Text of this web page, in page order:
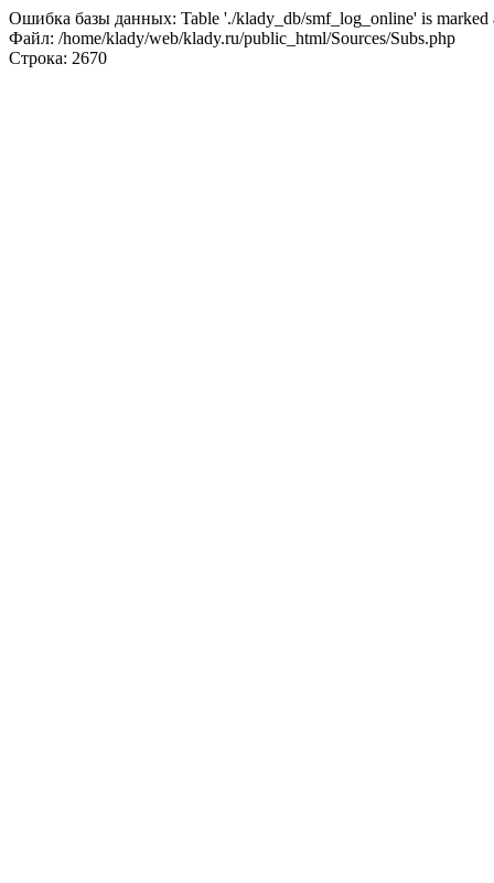
Ошибка базы данных: Table './klady_db/smf_log_online' is marked
Файл: /home/klady/web/klady.ru/public_html/Sources/Subs.php
Строка: 2670